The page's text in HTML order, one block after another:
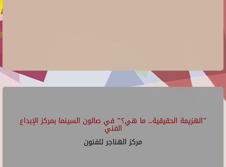
"الهزيمة الحقيقية.. ما هي؟" في صالون السينما بمركز الإبداع
الفني
مركز الهناجر للفنون